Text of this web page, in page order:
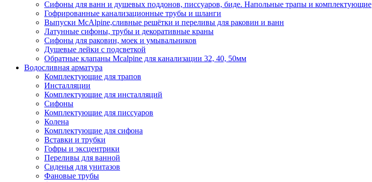
Сифоны для ванн и душевых поддонов, писсуаров, биде. Напольные трапы и комплектующие
Гофрированные канализационные трубы и шланги
Выпуски McAlpine,сливные решётки и переливы для раковин и ванн
Латунные сифоны, трубы и декоративные краны
Сифоны для раковин, моек и умывальников
Душевые лейки с подсветкой
Обратные клапаны Mcalpine для канализации 32, 40, 50мм
Водосливная арматура
Комплектующие для трапов
Инсталляции
Комплектующие для инсталляций
Сифоны
Комплектующие для писсуаров
Колена
Комплектующие для сифона
Вставки и трубки
Гофры и эксцентрики
Переливы для ванной
Сиденья для унитазов
Фановые трубы